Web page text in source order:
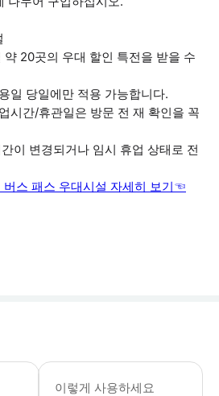
20곳의 우대 할인 특전을 받을 수
일 당일에만 적용 가능합니다.
시간/휴관일은 방문 전 재 확인을 꼭
이 변경되거나 임시 휴업 상태로 전
스 패스 우대시설 자세히 보기☜
▶ 영업 정보 * 1월 ~ 12월 * 01:00 ~
▶ 이용 제한 사항 * (준비물) 스마트
이렇게 사용하세요